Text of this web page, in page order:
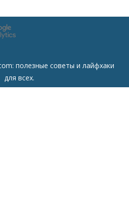
полезные советы и лайфхаки
для всех.